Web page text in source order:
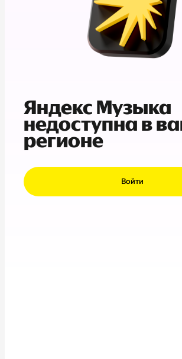
Яндекс Музыка
недоступна в
регионе
Войти